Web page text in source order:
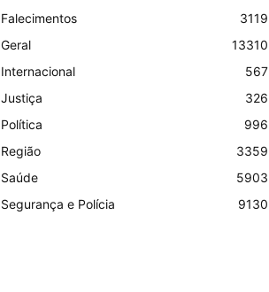
Falecimentos
3119
Geral
13310
Internacional
567
Justiça
326
Política
996
Região
3359
Saúde
5903
Segurança e Polícia
9130